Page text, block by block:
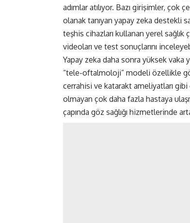
adımlar atılıyor. Bazı girişimler, çok
olanak tanıyan yapay zeka destekli
teşhis cihazları kullanan yerel sağlık
videoları ve test sonuçlarını
Yapay zeka daha sonra yüksek
“tele-oftalmoloji” modeli özellikle
cerrahisi ve katarakt ameliyatları
olmayan çok daha fazla hastaya
çapında göz sağlığı hizmetlerinde